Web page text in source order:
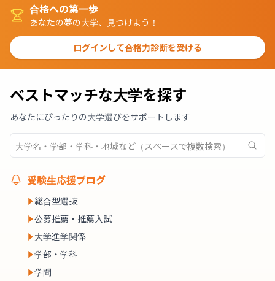
合格への第一歩
あなたの夢の大学、見つけよう！
ログインして合格力診断を受ける
ベストマッチな大学を探す
あなたにぴったりの大学選びをサポートします
受験生応援ブログ
総合型選抜
公募推薦・推薦入試
大学進学関係
学部・学科
学問